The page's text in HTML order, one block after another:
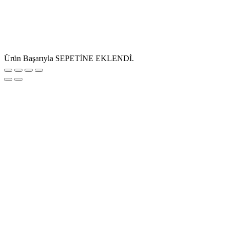
Ürün Başarıyla SEPETİNE EKLENDİ.